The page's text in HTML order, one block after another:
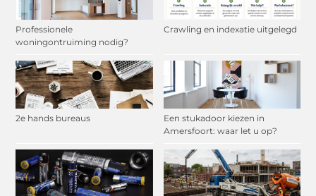
Professionele
woningontruiming nodig?
Crawling en indexatie uitgelegd
2e hands bureaus
Een stukadoor kiezen in
Amersfoort: waar let u op?